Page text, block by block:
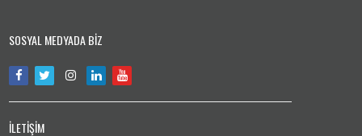
SOSYAL MEDYADA BİZ
İLETİŞİM